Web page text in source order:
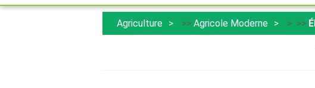
Agriculture >> Agricole Moderne > >>